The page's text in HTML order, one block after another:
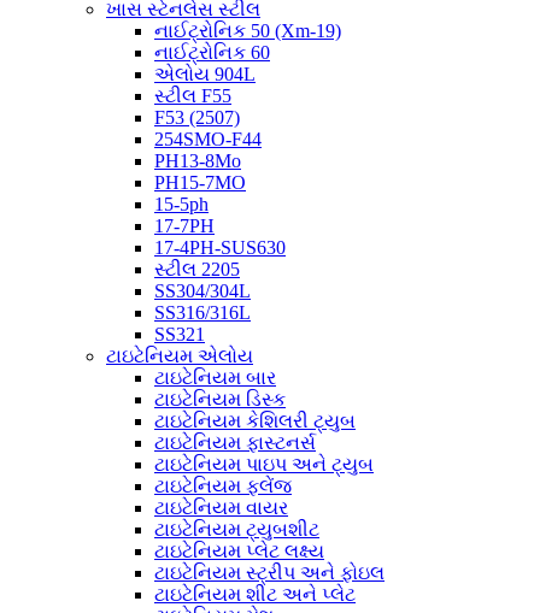
ખાસ સ્ટેનલેસ સ્ટીલ
નાઈટ્રોનિક 50 (Xm-19)
નાઈટ્રોનિક 60
એલોય 904L
સ્ટીલ F55
F53 (2507)
254SMO-F44
PH13-8Mo
PH15-7MO
15-5ph
17-7PH
17-4PH-SUS630
સ્ટીલ 2205
SS304/304L
SS316/316L
SS321
ટાઇટેનિયમ એલોય
ટાઇટેનિયમ બાર
ટાઇટેનિયમ ડિસ્ક
ટાઇટેનિયમ કેશિલરી ટ્યુબ
ટાઇટેનિયમ ફાસ્ટનર્સ
ટાઇટેનિયમ પાઇપ અને ટ્યુબ
ટાઇટેનિયમ ફ્લેંજ
ટાઇટેનિયમ વાયર
ટાઇટેનિયમ ટ્યુબશીટ
ટાઇટેનિયમ પ્લેટ લક્ષ્ય
ટાઇટેનિયમ સ્ટ્રીપ અને ફોઇલ
ટાઇટેનિયમ શીટ અને પ્લેટ